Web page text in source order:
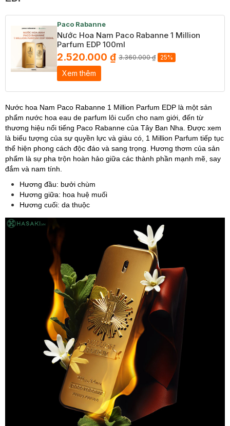
Paco Rabanne
Nước Hoa Nam Paco Rabanne 1 Million
Parfum EDP 100ml
2.520.000 ₫ 3.360.000 ₫ 25%
Xem thêm
Nước hoa Nam Paco Rabanne 1 Million Parfum EDP là một sản
phẩm nước hoa eau de parfum lôi cuốn cho nam giới, đến từ
thương hiệu nổi tiếng Paco Rabanne của Tây Ban Nha. Được xem
là biểu tượng của sự quyền lực và giàu có, 1 Million Parfum tiếp tục
thể hiện phong cách độc đáo và sang trọng. Hương thơm của sản
phẩm là sự pha trộn hoàn hảo giữa các thành phần mạnh mẽ, say
đắm và nam tính.
Hương đầu: bưởi chùm
Hương giữa: hoa huệ muối
Hương cuối: da thuộc